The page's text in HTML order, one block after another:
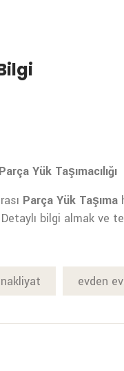
Yük Taşımacılığı
Parça Yük Taşıma
Detaylı bilgi almak
evden